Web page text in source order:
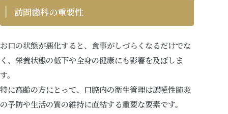
訪問歯科の重要性
お口の状態が悪化すると、食事がしづらくなるだけでな
く、栄養状態の低下や全身の健康にも影響を及ぼしま
す。
特に高齢の方にとって、口腔内の衛生管理は誤嚥性肺炎
の予防や生活の質の維持に直結する重要な要素です。